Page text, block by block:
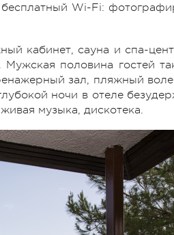
Wi-Fi:
кабинет, сауна и спа-
половина гостей
зал, пляжный
ночи в отеле
музыка, дискотека.